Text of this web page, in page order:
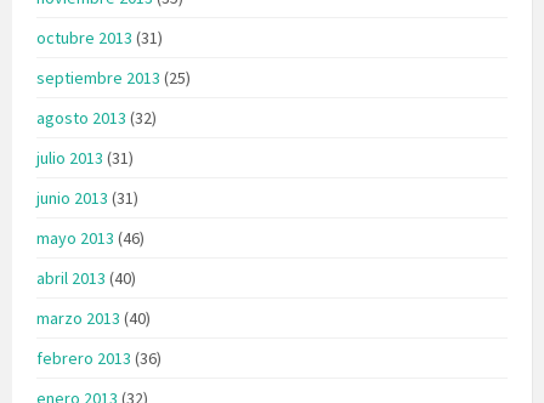
octubre 2013 (31)
septiembre 2013 (25)
agosto 2013 (32)
julio 2013 (31)
junio 2013 (31)
mayo 2013 (46)
abril 2013 (40)
marzo 2013 (40)
febrero 2013 (36)
enero 2013 (32)